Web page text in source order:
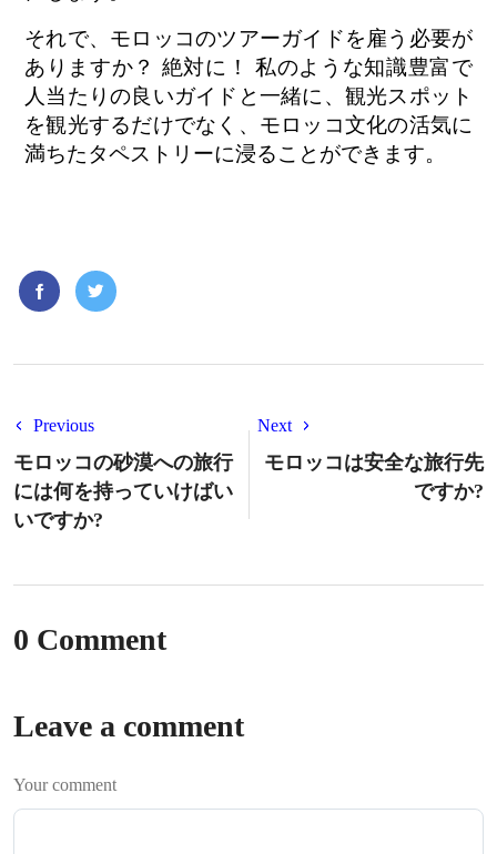
それで、モロッコのツアーガイドを雇う必要が
ありますか？ 絶対に！ 私のような知識豊富で
人当たりの良いガイドと一緒に、観光スポット
を観光するだけでなく、モロッコ文化の活気に
満ちたタペストリーに浸ることができます。
Previous
モロッコの砂漠への旅行
には何を持っていけばい
いですか?
Next
モロッコは安全な旅行先
ですか?
0 Comment
Leave a comment
Your comment